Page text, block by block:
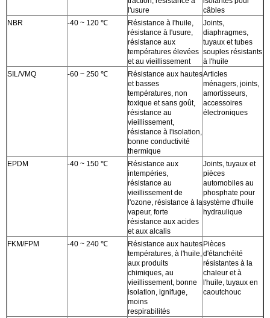
l'usure
câbles
NBR
-40 ~ 120 ℃
Résistance à l'huile,
résistance à l'usure,
résistance aux
températures élevées
et au vieillissement
Joints,
diaphragmes,
tuyaux et tubes
souples résistants
à l'huile
SIL/VMQ
-60 ~ 250 ℃
Résistance aux hautes
et basses
températures, non
toxique et sans goût,
résistance au
vieillissement,
résistance à l'isolation,
bonne conductivité
thermique
Articles
ménagers, joints,
amortisseurs,
accessoires
électroniques
EPDM -40 ~ 150 ℃
Résistance aux
intempéries,
résistance au
vieillissement de
l'ozone, résistance à la
vapeur, forte
résistance aux acides
et aux alcalis
Joints, tuyaux et
pièces
automobiles au
phosphate pour
système d'huile
hydraulique
FKM/FPM -40 ~ 240 ℃
Résistance aux hautes
températures, à l'huile,
aux produits
chimiques, au
vieillissement, bonne
isolation, ignifuge,
moins
respirabilités
Pièces
d'étanchéité
résistantes à la
chaleur et à
l'huile, tuyaux en
caoutchouc